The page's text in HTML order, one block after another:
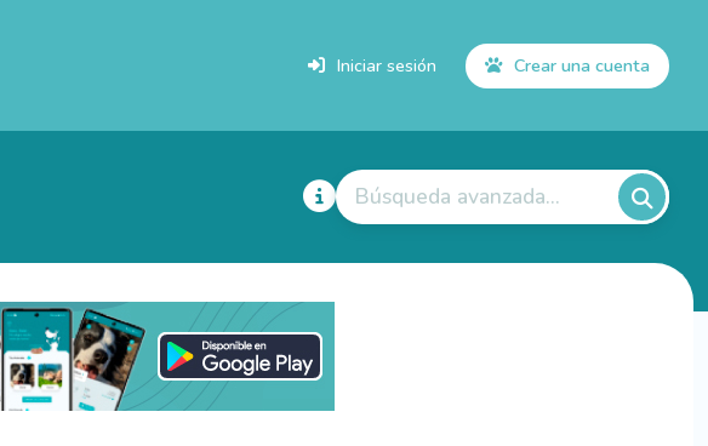
Iniciar sesión Crear una cuenta
Búsqueda avanzada...